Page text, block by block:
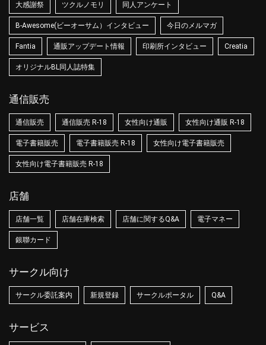
大感謝祭 ツクルノモリ 同人アンケート
B-Awesome(ビーオーサム）インタビュー 今日のメルマガ
Fantia 通販アップデート情報 印刷所インタビュー Creatia
オリジナルBL同人誌特集
通信販売
通信販売 通信販売 R-18 女性向け通販 女性向け通販 R-18
電子書籍販売 電子書籍販売 R-18 女性向け電子書籍販売
女性向け電子書籍販売 R-18
店舗
店舗一覧 店舗在庫検索 店舗に関するQ&A 電子マネー
銀聯カード
サークル向け
サークル委託案内 新規登録 サークルポータル Q&A
サービス